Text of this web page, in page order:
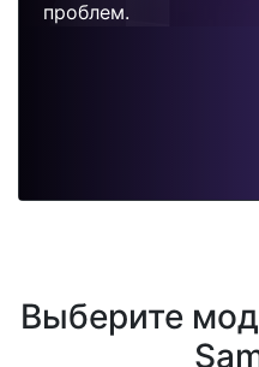
проблем.
Выберите